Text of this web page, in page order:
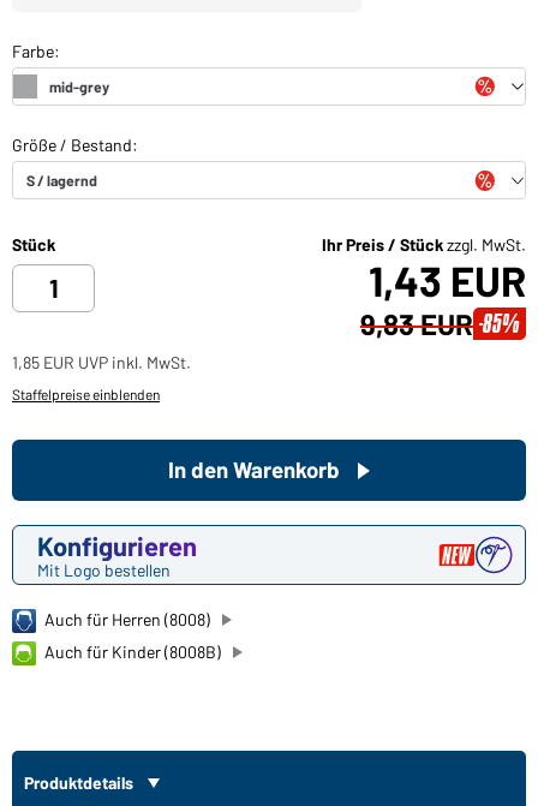
Stück Ihr Preis / Stückzzgl. MwSt.
1,43 EUR
9,83 EUR -85%
1,85 EUR UVP inkl. MwSt.
Staffelpreise einblenden
Konfigurieren
Mit Logo bestellen
In den Warenkorb
Auch für Herren (8008)
Auch für Kinder (8008B)
Produktdetails